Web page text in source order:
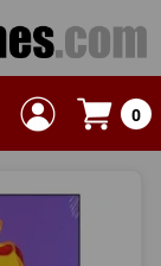
0